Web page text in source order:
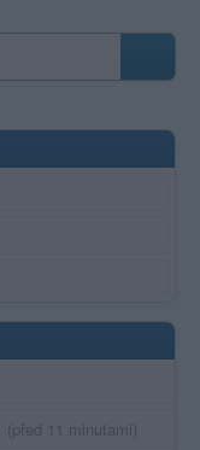
Poslední aktivita:
(před 11 minutami)